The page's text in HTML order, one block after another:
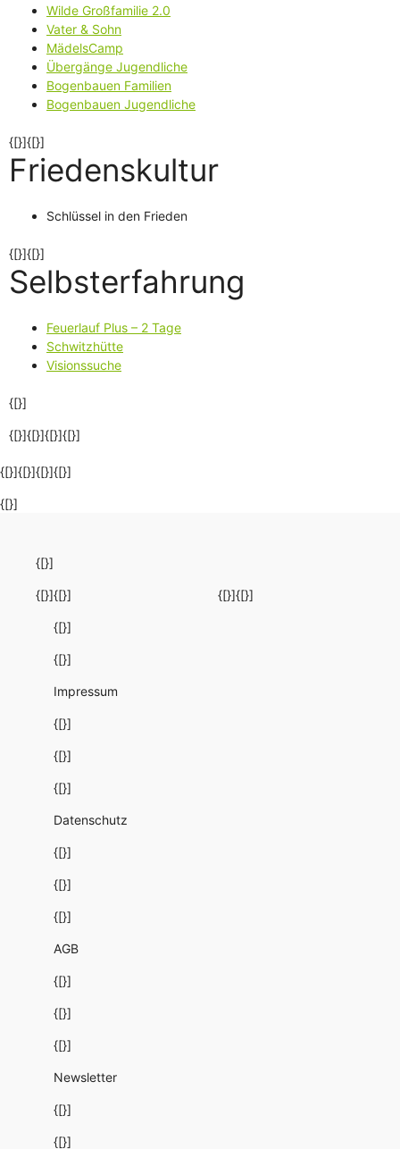
Wilde Großfamilie 2.0
Vater & Sohn
MädelsCamp
Übergänge Jugendliche
Bogenbauen Familien
Bogenbauen Jugendliche
{[}]{[}]
Friedenskultur
Schlüssel in den Frieden
{[}]{[}]
Selbsterfahrung
Feuerlauf Plus – 2 Tage
Schwitzhütte
Visionssuche
{[}]
{[}]{[}]{[}]{[}]
{[}]{[}]{[}]{[}]
{[}]
{[}]
{[}]{[}]
{[}]
{[}]
Impressum
{[}]
{[}]
{[}]
Datenschutz
{[}]
{[}]
{[}]
AGB
{[}]
{[}]
{[}]
Newsletter
{[}]
{[}]
{[}]{[}]